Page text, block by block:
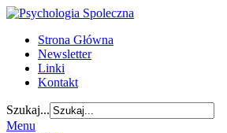
Strona Główna
Newsletter
Linki
Kontakt
Szukaj...
Menu